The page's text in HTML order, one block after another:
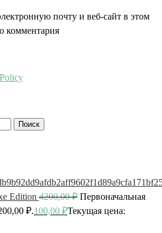
почту и веб-сайт в этом
комментария
Поиск
Edition 4200,00₽ Первоначальная
₽.100,00 ₽Текущая цена: